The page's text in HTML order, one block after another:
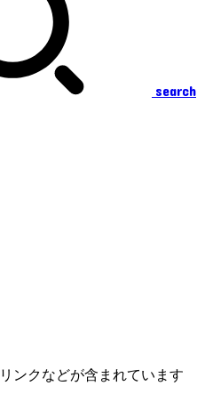
search
ンクなどが含まれています